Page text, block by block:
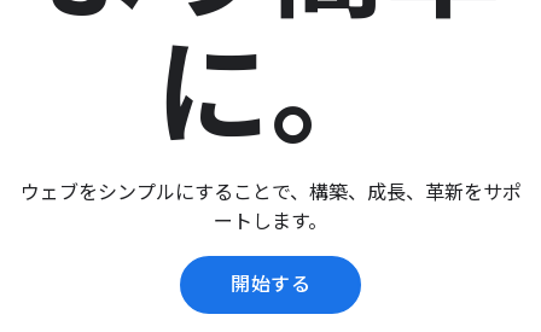
に。
ウェブをシンプルにすることで、構築、成長、革新をサポ
ートします。
開始する